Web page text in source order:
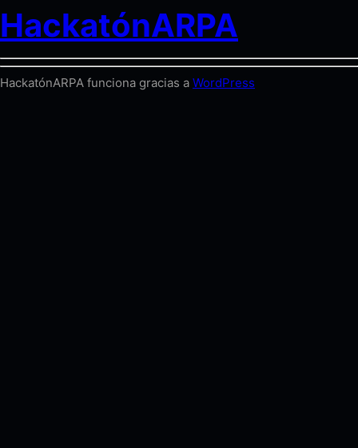
HackatónARPA
HackatónARPA funciona gracias a WordPress